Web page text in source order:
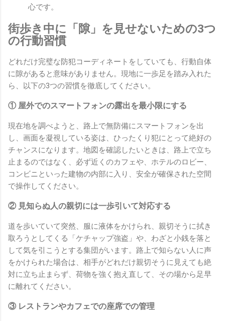
心です。
街歩き中に「隙」を見せないための3つ
の行動習慣
どれだけ完璧な防犯コーディネートをしていても、行動自体
に隙があると意味がありません。現地に一歩足を踏み入れた
ら、以下の3つの習慣を徹底してください。
① 屋外でのスマートフォンの露出を最小限にする
現在地を調べようと、路上で無防備にスマートフォンを出
し、画面を凝視している姿は、ひったくり犯にとって絶好の
チャンスになります。地図を確認したいときは、路上で立ち
止まるのではなく、必ず近くのカフェや、ホテルのロビー、
コンビニといった建物の内部に入り、安全が確保された空間
で操作してください。
② 見知らぬ人の親切には一歩引いて対応する
道を歩いていて突然、服に液体をかけられ、親切そうに拭き
取ろうとしてくる「ケチャップ強盗」や、わざと小銭を落と
して気を引こうとする集団がいます。路上で知らない人に声
をかけられた場合は、相手がどれだけ親切そうに見えても絶
対に立ち止まらず、荷物を強く抱え直して、その場から足早
に離れてください。
③ レストランやカフェでの座席での管理